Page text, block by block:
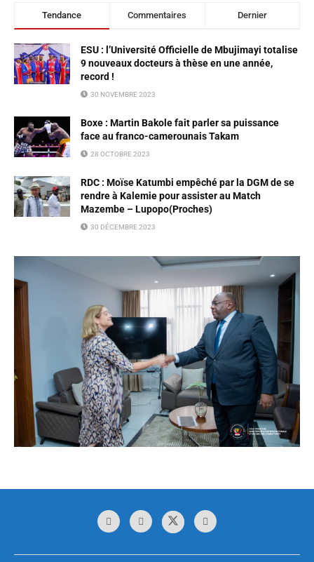
Tendance Commentaires Dernier
ESU : l’Université Officielle de Mbujimayi totalise
9 nouveaux docteurs à thèse en une année,
record !
30 NOVEMBRE 2023
Boxe : Martin Bakole fait parler sa puissance
face au franco-camerounais Takam
28 OCTOBRE 2023
RDC : Moïse Katumbi empêché par la DGM de se
rendre à Kalemie pour assister au Match
Mazembe – Lupopo(Proches)
30 DÉCEMBRE 2023